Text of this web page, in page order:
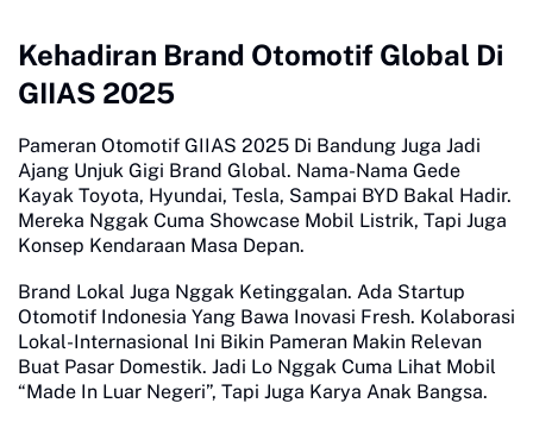
Kehadiran Brand Otomotif Global Di
GIIAS 2025
Pameran Otomotif GIIAS 2025 Di Bandung Juga Jadi
Ajang Unjuk Gigi Brand Global. Nama-Nama Gede
Kayak Toyota, Hyundai, Tesla, Sampai BYD Bakal Hadir.
Mereka Nggak Cuma Showcase Mobil Listrik, Tapi Juga
Konsep Kendaraan Masa Depan.
Brand Lokal Juga Nggak Ketinggalan. Ada Startup
Otomotif Indonesia Yang Bawa Inovasi Fresh. Kolaborasi
Lokal-Internasional Ini Bikin Pameran Makin Relevan
Buat Pasar Domestik. Jadi Lo Nggak Cuma Lihat Mobil
“Made In Luar Negeri”, Tapi Juga Karya Anak Bangsa.